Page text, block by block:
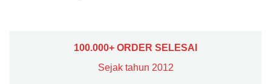
100.000+ ORDER SELESAI
Sejak tahun 2012